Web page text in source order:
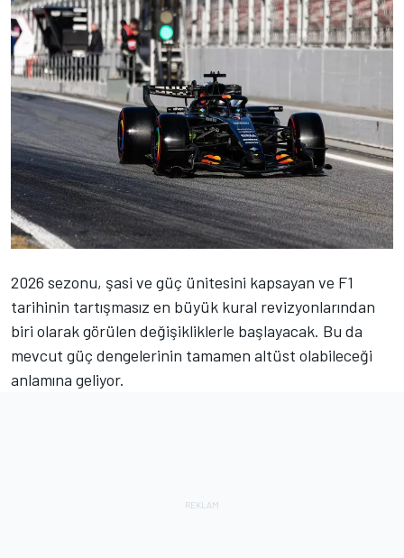
2026 sezonu, şasi ve güç ünitesini kapsayan ve F1
tarihinin tartışmasız en büyük kural revizyonlarından
biri olarak görülen değişikliklerle başlayacak. Bu da
mevcut güç dengelerinin tamamen altüst olabileceği
anlamına geliyor.